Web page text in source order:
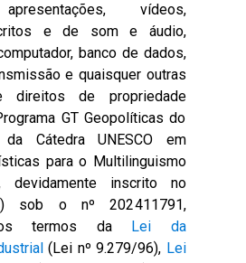
vídeos,
e de som e áudio,
banco de dados,
e quaisquer outras
direitos de propriedade
GT Geopolíticas do
da Cátedra UNESCO em
para o Multilinguismo
devidamente inscrito no
sob o nº 202411791,
os termos da
Lei da
(Lei nº 9.279/96), Lei